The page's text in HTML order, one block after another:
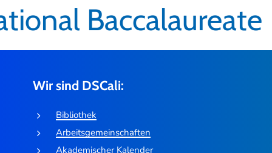
Baccalaureate
Wir sind DSCali:
Bibliothek
Arbeitsgemeinschaften
Akademischer Kalender